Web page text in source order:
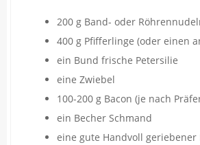
200 g Band- oder
400 g Pfifferlinge (oder einen
ein Bund frische Petersilie
eine Zwiebel
100-200 g Bacon (je nach
ein Becher Schmand
eine gute Handvoll geriebener